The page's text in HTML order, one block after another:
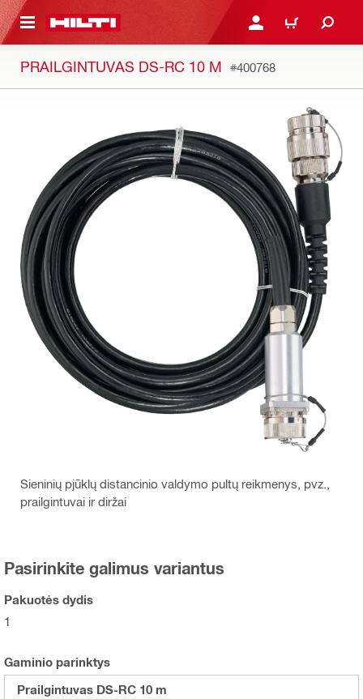
TURINIO PRISIJUNGTI ARBA
PIRKINIŲ
PRAILGINTUVAS DS-RC 10 M #400768
Sieninių pjūklų distancinio valdymo pultų reikmenys, pvz.,
prailgintuvai ir diržai
Pasirinkite galimus variantus
Pakuotės dydis
1
Gaminio parinktys
Prailgintuvas DS-RC 10 m